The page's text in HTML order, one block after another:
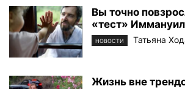
Вы точно
«тест»
НОВОСТИ Татьяна
Жизнь вне